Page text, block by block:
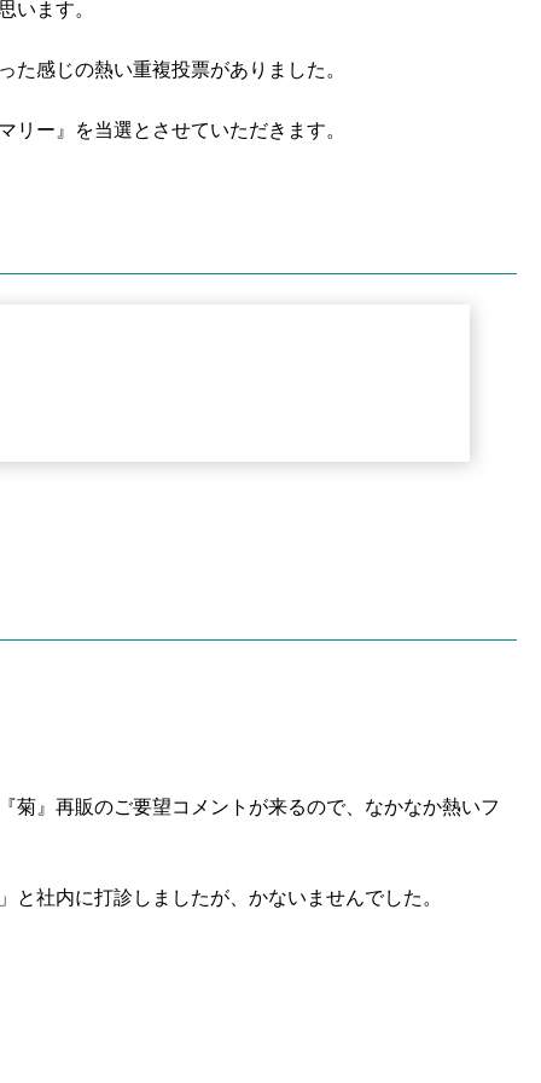
います。
感じの熱い重複投票がありました。
ー』を当選とさせていただきます。
』再販のご要望コメントが来るので、なかなか熱いフ
社内に打診しましたが、かないませんでした。